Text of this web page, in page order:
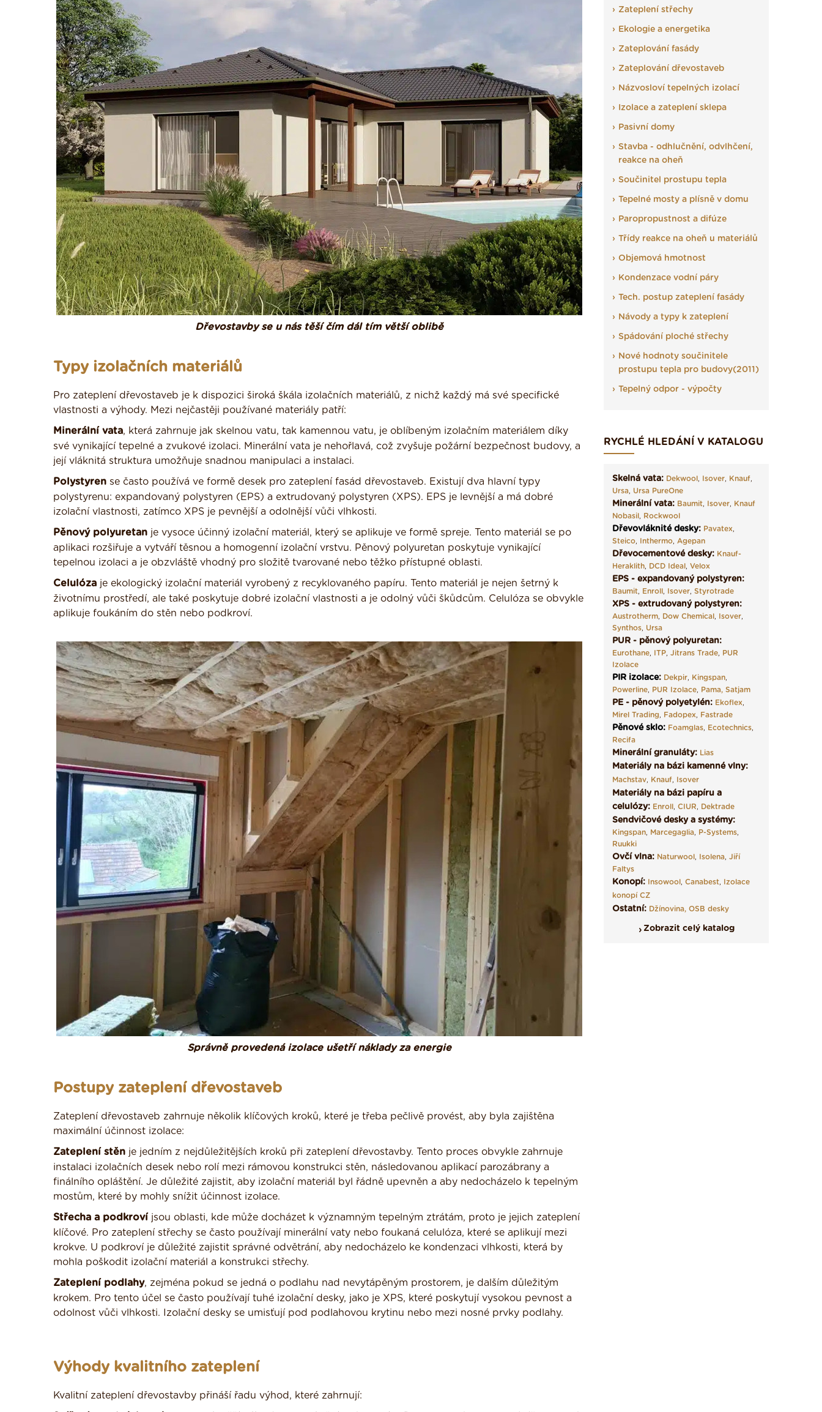
Dřevostavby se u nás těší čím dál tím větší oblibě
Typy izolačních materiálů
Pro zateplení dřevostaveb je k dispozici široká škála izolačních materiálů, z nichž každý má své specifické
vlastnosti a výhody. Mezi nejčastěji používané materiály patří:
Minerální vata, která zahrnuje jak skelnou vatu, tak kamennou vatu, je oblíbeným izolačním materiálem díky
své vynikající tepelné a zvukové izolaci. Minerální vata je nehořlavá, což zvyšuje požární bezpečnost budovy, a
její vláknitá struktura umožňuje snadnou manipulaci a instalaci.
Polystyren se často používá ve formě desek pro zateplení fasád dřevostaveb. Existují dva hlavní typy
polystyrenu: expandovaný polystyren (EPS) a extrudovaný polystyren (XPS). EPS je levnější a má dobré
izolační vlastnosti, zatímco XPS je pevnější a odolnější vůči vlhkosti.
Pěnový polyuretan je vysoce účinný izolační materiál, který se aplikuje ve formě spreje. Tento materiál se po
aplikaci rozšiřuje a vytváří těsnou a homogenní izolační vrstvu. Pěnový polyuretan poskytuje vynikající
tepelnou izolaci a je obzvláště vhodný pro složitě tvarované nebo těžko přístupné oblasti.
Celulóza je ekologický izolační materiál vyrobený z recyklovaného papíru. Tento materiál je nejen šetrný k
životnímu prostředí, ale také poskytuje dobré izolační vlastnosti a je odolný vůči škůdcům. Celulóza se obvykle
aplikuje foukáním do stěn nebo podkroví.
Správně provedená izolace ušetří náklady za energie
Postupy zateplení dřevostaveb
Zateplení dřevostaveb zahrnuje několik klíčových kroků, které je třeba pečlivě provést, aby byla zajištěna
maximální účinnost izolace:
Zateplení stěn je jedním z nejdůležitějších kroků při zateplení dřevostavby. Tento proces obvykle zahrnuje
instalaci izolačních desek nebo rolí mezi rámovou konstrukci stěn, následovanou aplikací parozábrany a
finálního opláštění. Je důležité zajistit, aby izolační materiál byl řádně upevněn a aby nedocházelo k tepelným
mostům, které by mohly snížit účinnost izolace.
Střecha a podkroví jsou oblasti, kde může docházet k významným tepelným ztrátám, proto je jejich zateplení
klíčové. Pro zateplení střechy se často používají minerální vaty nebo foukaná celulóza, které se aplikují mezi
krokve. U podkroví je důležité zajistit správné odvětrání, aby nedocházelo ke kondenzaci vlhkosti, která by
mohla poškodit izolační materiál a konstrukci střechy.
Zateplení podlahy, zejména pokud se jedná o podlahu nad nevytápěným prostorem, je dalším důležitým
krokem. Pro tento účel se často používají tuhé izolační desky, jako je XPS, které poskytují vysokou pevnost a
odolnost vůči vlhkosti. Izolační desky se umisťují pod podlahovou krytinu nebo mezi nosné prvky podlahy.
Výhody kvalitního zateplení
Kvalitní zateplení dřevostavby přináší řadu výhod, které zahrnují:
Zateplení střechy
Ekologie a energetika
Zateplování fasády
Zateplování dřevostaveb
Názvosloví tepelných izolací
Izolace a zateplení sklepa
Pasivní domy
Stavba - odhlučnění, odvlhčení,
reakce na oheň
Součinitel prostupu tepla
Tepelné mosty a plísně v domu
Paropropustnost a difúze
Třídy reakce na oheň u materiálů
Objemová hmotnost
Kondenzace vodní páry
Tech. postup zateplení fasády
Návody a typy k zateplení
Spádování ploché střechy
Nové hodnoty součinitele
prostupu tepla pro budovy(2011)
Tepelný odpor - výpočty
RYCHLÉ HLEDÁNÍ V KATALOGU
Skelná vata: Dekwool, Isover, Knauf,
Ursa, Ursa PureOne
Minerální vata: Baumit, Isover, Knauf
Nobasil, Rockwool
Dřevovláknité desky: Pavatex,
Steico, Inthermo, Agepan
Dřevocementové desky: Knauf-
Heraklith, DCD Ideal, Velox
EPS - expandovaný polystyren:
Baumit, Enroll, Isover, Styrotrade
XPS - extrudovaný polystyren:
Austrotherm, Dow Chemical, Isover,
Synthos, Ursa
PUR - pěnový polyuretan:
Eurothane, ITP, Jitrans Trade, PUR
Izolace
PIR izolace: Dekpir, Kingspan,
Powerline, PUR Izolace, Pama, Satjam
PE - pěnový polyetylén: Ekoflex,
Mirel Trading, Fadopex, Fastrade
Pěnové sklo: Foamglas, Ecotechnics,
Recifa
Minerální granuláty: Lias
Materiály na bázi kamenné vlny:
Machstav, Knauf, Isover
Materiály na bázi papíru a
celulózy: Enroll, CIUR, Dektrade
Sendvičové desky a systémy:
Kingspan, Marcegaglia, P-Systems,
Ruukki
Ovčí vlna: Naturwool, Isolena, Jiří
Faltys
Konopí: Insowool, Canabest, Izolace
konopí CZ
Ostatní: Džínovina, OSB desky
Zobrazit celý katalog